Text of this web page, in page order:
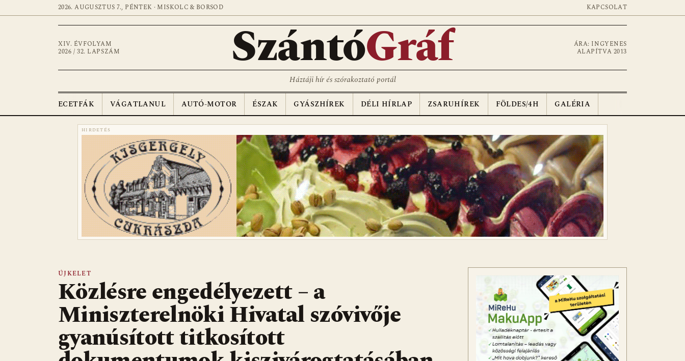
2026. AUGUSZTUS 7., PÉNTEK · MISKOLC & BORSOD KAPCSOLAT
XIV. ÉVFOLYAM
2026 / 32. LAPSZÁM
SzántóGráf
ÁRA: INGYENES
ALAPÍTVA 2013
Háztáji hír és szórakoztató portál
ECETFÁK VÁGATLANUL AUTÓ-MOTOR ÉSZAK GYÁSZHÍREK DÉLI HÍRLAP ZSARUHÍREK FÖLDES/4H GALÉRIA
HIRDETÉS
ÚJKELET
Közlésre engedélyezett – a
Miniszterelnöki Hivatal szóvivője
gyanúsított titkosított